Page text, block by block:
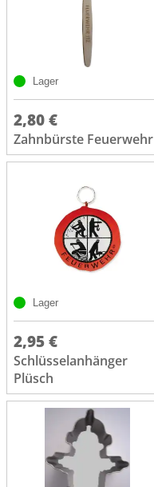
Lager
2,80 €
Zahnbürste Feuerwehr
Lager
2,95 €
Schlüsselanhänger
Plüsch